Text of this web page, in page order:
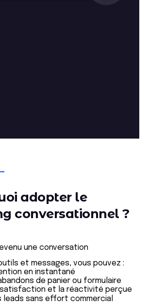
adopter le
conversationnel ?
une conversation
et messages, vous pouvez :
en instantané
de panier ou formulaire
satisfaction et la réactivité perçue
leads sans effort commercial